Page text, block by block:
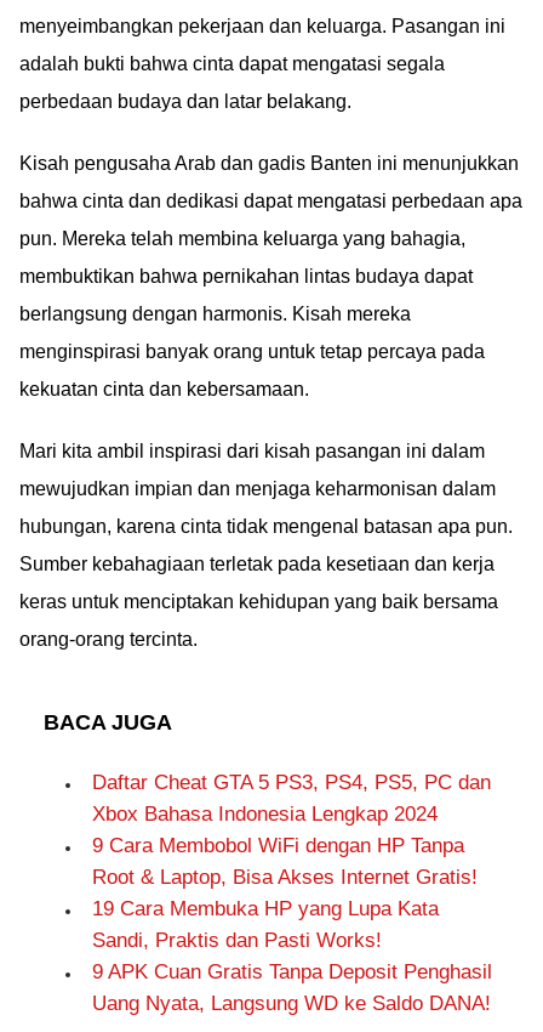
menyeimbangkan pekerjaan dan keluarga. Pasangan ini
adalah bukti bahwa cinta dapat mengatasi segala
perbedaan budaya dan latar belakang.
Kisah pengusaha Arab dan gadis Banten ini menunjukkan
bahwa cinta dan dedikasi dapat mengatasi perbedaan apa
pun. Mereka telah membina keluarga yang bahagia,
membuktikan bahwa pernikahan lintas budaya dapat
berlangsung dengan harmonis. Kisah mereka
menginspirasi banyak orang untuk tetap percaya pada
kekuatan cinta dan kebersamaan.
Mari kita ambil inspirasi dari kisah pasangan ini dalam
mewujudkan impian dan menjaga keharmonisan dalam
hubungan, karena cinta tidak mengenal batasan apa pun.
Sumber kebahagiaan terletak pada kesetiaan dan kerja
keras untuk menciptakan kehidupan yang baik bersama
orang-orang tercinta.
BACA JUGA
Daftar Cheat GTA 5 PS3, PS4, PS5, PC dan
Xbox Bahasa Indonesia Lengkap 2024
9 Cara Membobol WiFi dengan HP Tanpa
Root & Laptop, Bisa Akses Internet Gratis!
19 Cara Membuka HP yang Lupa Kata
Sandi, Praktis dan Pasti Works!
9 APK Cuan Gratis Tanpa Deposit Penghasil
Uang Nyata, Langsung WD ke Saldo DANA!